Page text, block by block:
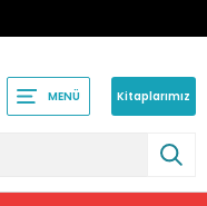
MENÜ Kitaplarımız